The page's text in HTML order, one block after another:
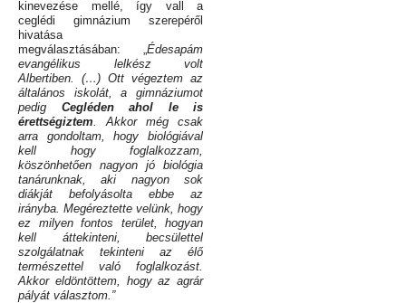
kinevezése mellé, így vall a
ceglédi gimnázium szerepéről
hivatása
megválasztásában: „ Édesapám
evangélikus lelkész volt
Albertiben. (…) Ott végeztem az
általános iskolát, a gimnáziumot
pedig Cegléden ahol le is
érettségiztem . Akkor még csak
arra gondoltam, hogy biológiával
kell hogy foglalkozzam,
köszönhetően nagyon jó biológia
tanárunknak, aki nagyon sok
diákját befolyásolta ebbe az
irányba. Megéreztette velünk, hogy
ez milyen fontos terület, hogyan
kell áttekinteni, becsülettel
szolgálatnak tekinteni az élő
természettel való foglalkozást.
Akkor eldöntöttem, hogy az agrár
pályát választom.”